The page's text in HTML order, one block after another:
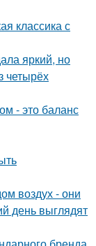
классика с
яркий, но
четырёх
- это баланс
воздух - они
день выглядят